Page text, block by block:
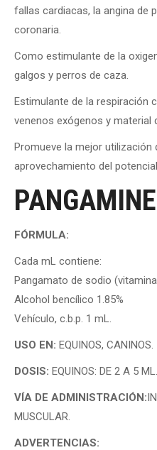
fallas cardiacas, la angina de
coronaria.
Como estimulante de la
galgos y perros de caza.
Estimulante de la respiración
venenos exógenos y material
Promueve la mejor utilización
aprovechamiento del
FÓRMULA:
Cada mL contiene:
Pangamato de sodio
Alcohol bencílico 1.85%
Vehículo, c.b.p. 1 mL.
USO EN: EQUINOS, CANINOS.
DOSIS: EQUINOS: DE 2 A 5
VÍA DE ADMINISTRACIÓN:
MUSCULAR.
ADVERTENCIAS: